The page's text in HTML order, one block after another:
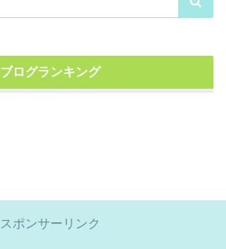
ブログランキング
スポンサーリンク